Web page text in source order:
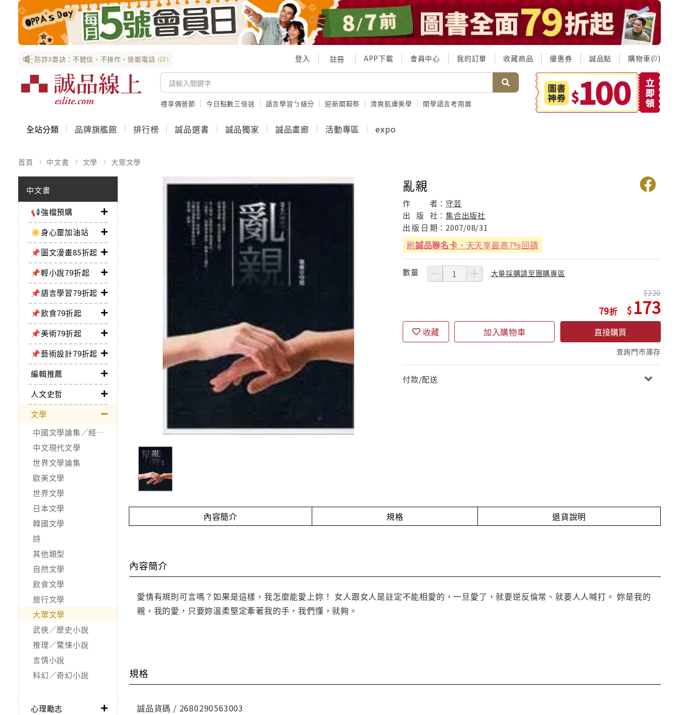
防詐3要訣：不聽信、不操作、掛斷電話 (詳) 登入 註冊 APP下載 會員中心 我的訂單 收藏商品 優惠券 誠品點 購物車(0)
禮享偶爸節 今日點數三倍送 語言學習ㄅ級分 迎新開鞋祭 清爽肌膚美學 開學語言考用展
全站分類 品牌旗艦館 排行榜 誠品選書 誠品獨家 誠品畫廊 活動專區 expo
首頁 中文書 文學 大眾文學
中文書
📢強檔預購
☀️身心靈加油站
📌圖文漫畫85折起
📌輕小說79折起
📌語言學習79折起
📌飲食79折起
📌美術79折起
📌藝術設計79折起
編輯推薦
人文史哲
文學
中國文學論集／經典作品
中文現代文學
世界文學論集
歐美文學
世界文學
日本文學
韓國文學
詩
其他類型
自然文學
飲食文學
旅行文學
大眾文學
武俠／歷史小說
推理／驚悚小說
言情小說
科幻／奇幻小說
心理勵志
亂親
作 者：守芸
出
版 社：集合出版社
出 版 日 期： 2007/08/31
刷誠品聯名卡 ，天天享最高7%回饋
數量 大量採購請至團購專區
79
220
173
收藏 加入購物車 直接購買
查詢門市庫存
付款/配送
內容簡介 規格 退貨說明
內容簡介
愛情有規則可言嗎？如果是這樣，我怎麼能愛上妳！ 女人跟女人是註定不能相愛的，一旦愛了，就要逆反倫常、就要人人喊打。 妳是我的
親，我的愛，只要妳溫柔堅定牽著我的手，我們懂，就夠。
規格
誠品貨碼 / 2680290563003